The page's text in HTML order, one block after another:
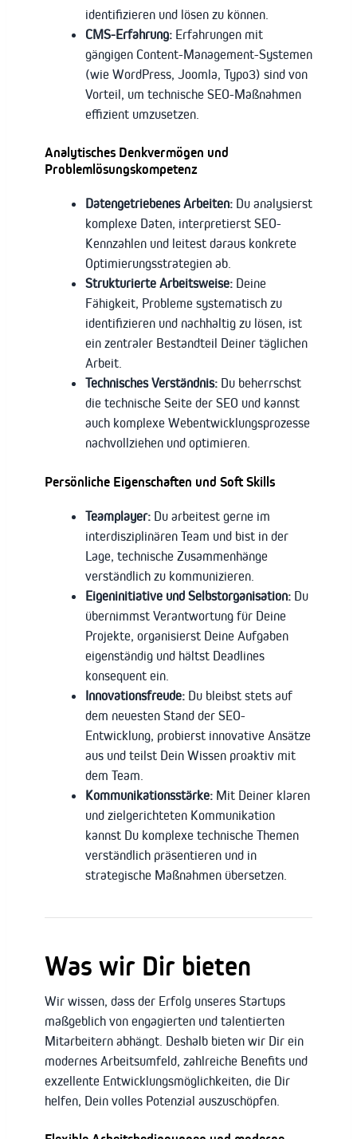
identifizieren und lösen zu können.
CMS-Erfahrung: Erfahrungen mit
gängigen Content-Management-Systemen
(wie WordPress, Joomla, Typo3) sind von
Vorteil, um technische SEO-Maßnahmen
effizient umzusetzen.
Analytisches Denkvermögen und
Problemlösungskompetenz
Datengetriebenes Arbeiten: Du analysierst
komplexe Daten, interpretierst SEO-
Kennzahlen und leitest daraus konkrete
Optimierungsstrategien ab.
Strukturierte Arbeitsweise: Deine
Fähigkeit, Probleme systematisch zu
identifizieren und nachhaltig zu lösen, ist
ein zentraler Bestandteil Deiner täglichen
Arbeit.
Technisches Verständnis: Du beherrschst
die technische Seite der SEO und kannst
auch komplexe Webentwicklungsprozesse
nachvollziehen und optimieren.
Persönliche Eigenschaften und Soft Skills
Teamplayer: Du arbeitest gerne im
interdisziplinären Team und bist in der
Lage, technische Zusammenhänge
verständlich zu kommunizieren.
Eigeninitiative und Selbstorganisation: Du
übernimmst Verantwortung für Deine
Projekte, organisierst Deine Aufgaben
eigenständig und hältst Deadlines
konsequent ein.
Innovationsfreude: Du bleibst stets auf
dem neuesten Stand der SEO-
Entwicklung, probierst innovative Ansätze
aus und teilst Dein Wissen proaktiv mit
dem Team.
Kommunikationsstärke: Mit Deiner klaren
und zielgerichteten Kommunikation
kannst Du komplexe technische Themen
verständlich präsentieren und in
strategische Maßnahmen übersetzen.
Was wir Dir bieten
Wir wissen, dass der Erfolg unseres Startups
maßgeblich von engagierten und talentierten
Mitarbeitern abhängt. Deshalb bieten wir Dir ein
modernes Arbeitsumfeld, zahlreiche Benefits und
exzellente Entwicklungsmöglichkeiten, die Dir
helfen, Dein volles Potenzial auszuschöpfen.